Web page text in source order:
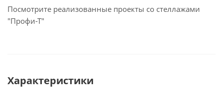
Посмотрите реализованные проекты со стеллажами
"Профи-Т"
Характеристики